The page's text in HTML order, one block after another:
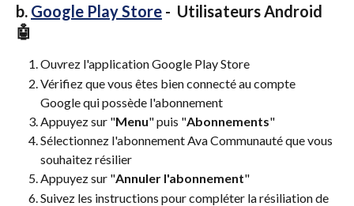
b. Google Play Store -  Utilisateurs Android
🤖
Ouvrez l'application Google Play Store
Vérifiez que vous êtes bien connecté au compte
Google qui possède l'abonnement
Appuyez sur "Menu" puis "Abonnements"
Sélectionnez l'abonnement Ava Communauté que vous
souhaitez résilier
Appuyez sur "Annuler l'abonnement"
Suivez les instructions pour compléter la résiliation de